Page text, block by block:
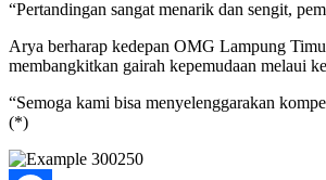
“Pertandingan sangat menarik dan sengit,
Arya berharap kedepan OMG Lampung
membangkitkan gairah kepemudaan melaui
“Semoga kami bisa menyelenggarakan
(*)